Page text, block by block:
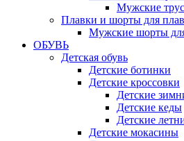
Мужские
Плавки и шорты для
Мужские шорты
ОБУВЬ
Детская обувь
Детские ботинки
Детские кроссовки
Детские
Детские кеды
Детские
Детские мокасины